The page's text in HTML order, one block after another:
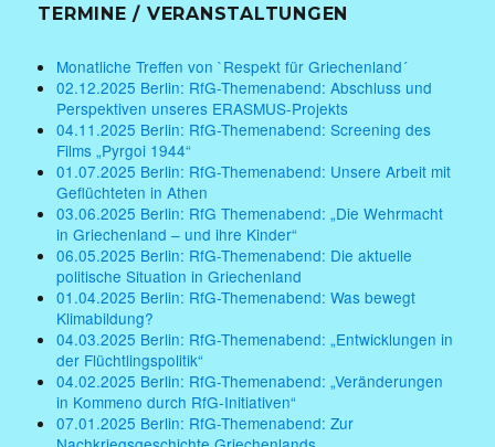
TERMINE / VERANSTALTUNGEN
Monatliche Treffen von `Respekt für Griechenland´
02.12.2025 Berlin: RfG-Themenabend: Abschluss und
Perspektiven unseres ERASMUS-Projekts
04.11.2025 Berlin: RfG-Themenabend: Screening des
Films „Pyrgoi 1944“
01.07.2025 Berlin: RfG-Themenabend: Unsere Arbeit mit
Geflüchteten in Athen
03.06.2025 Berlin: RfG Themenabend: „Die Wehrmacht
in Griechenland – und ihre Kinder“
06.05.2025 Berlin: RfG-Themenabend: Die aktuelle
politische Situation in Griechenland
01.04.2025 Berlin: RfG-Themenabend: Was bewegt
Klimabildung?
04.03.2025 Berlin: RfG-Themenabend: „Entwicklungen in
der Flüchtlingspolitik“
04.02.2025 Berlin: RfG-Themenabend: „Veränderungen
in Kommeno durch RfG-Initiativen“
07.01.2025 Berlin: RfG-Themenabend: Zur